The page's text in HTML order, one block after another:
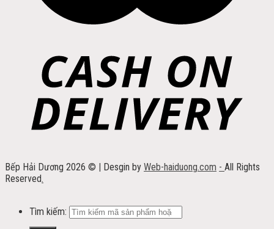
Bếp Hải Dương 2026 © | Desgin by Web-haiduong.com - All Rights
Reserved.
Tìm kiếm: